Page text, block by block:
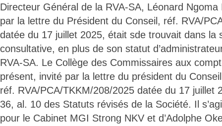
Directeur Général de la RVA-SA, Léonard
par la lettre du Président du Conseil, réf. RVA/
datée du 17 juillet 2025, était sde trouvait dans la
consultative, en plus de son statut
RVA-SA. Le Collège des Commissaires aux
présent, invité par la lettre du président du
réf. RVA/PCA/TKKM/208/2025 datée du 17 juillet
36, al. 10 des Statuts révisés de la Société. Il
pour le Cabinet MGI Strong NKV et d’Adolphe